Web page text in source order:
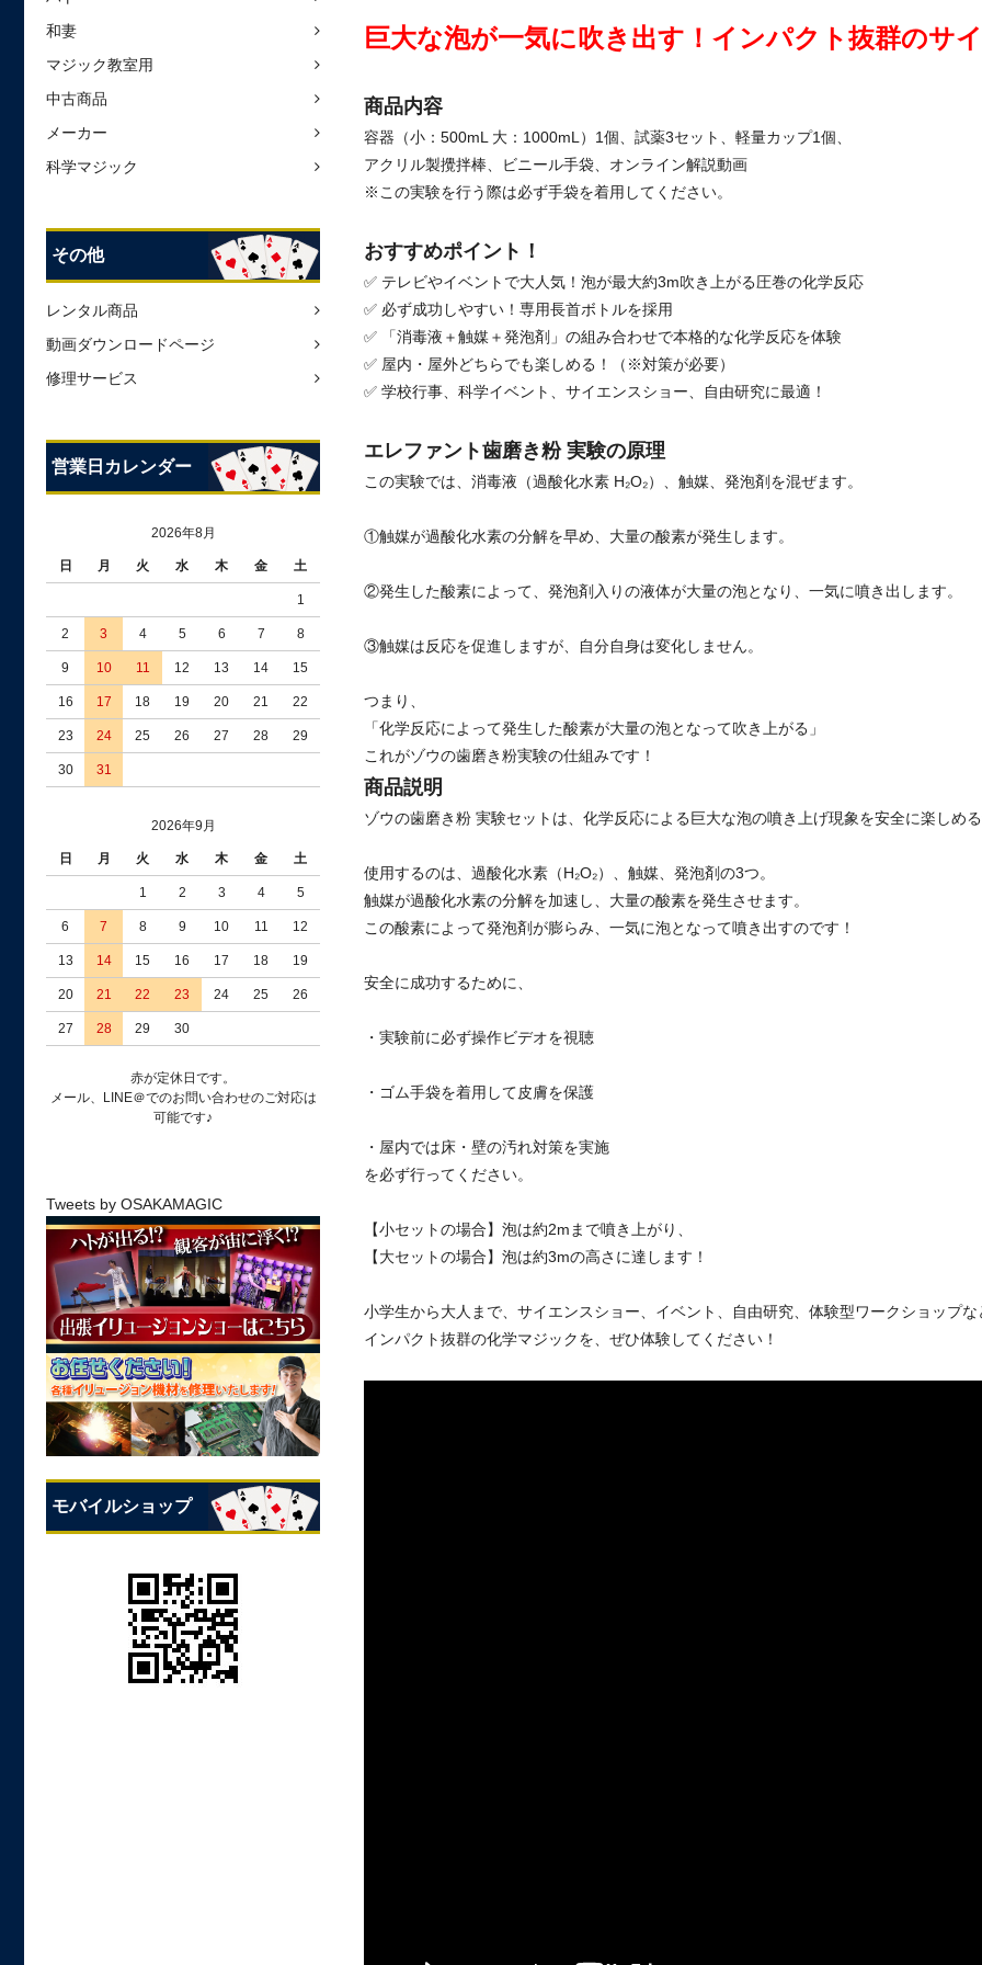
和妻
マジック教室用
中古商品
メーカー
科学マジック
その他
レンタル商品
動画ダウンロードページ
修理サービス
営業日カレンダー
2026年8月
日 月 火 水 木 金 土
1
2 3 4 5 6 7 8
9 10 11 12 13 14 15
16 17 18 19 20 21 22
23 24 25 26 27 28 29
30 31
2026年9月
日 月 火 水 木 金 土
1 2 3 4 5
6 7 8 9 10 11 12
13 14 15 16 17 18 19
20 21 22 23 24 25 26
27 28 29 30
赤が定休日です。
メール、LINE＠でのお問い合わせのご対応は
可能です♪
Tweets by OSAKAMAGIC
モバイルショップ
巨大な泡が一気に吹き出す！インパクト抜群のサ
商品内容
容器（小：500mL 大：1000mL）1個、試薬3セット、軽量カップ1個、
アクリル製攪拌棒、ビニール手袋、オンライン解説動画
※この実験を行う際は必ず手袋を着用してください。
おすすめポイント！
✅ テレビやイベントで大人気！泡が最大約3m吹き上がる圧巻の化学反応
✅ 必ず成功しやすい！専用長首ボトルを採用
✅ 「消毒液＋触媒＋発泡剤」の組み合わせで本格的な化学反応を体験
✅ 屋内・屋外どちらでも楽しめる！（※対策が必要）
✅ 学校行事、科学イベント、サイエンスショー、自由研究に最適！
エレファント歯磨き粉 実験の原理
この実験では、消毒液（過酸化水素 H₂O₂）、触媒、発泡剤を混ぜます。
①触媒が過酸化水素の分解を早め、大量の酸素が発生します。
②発生した酸素によって、発泡剤入りの液体が大量の泡となり、一気に噴き出します。
③触媒は反応を促進しますが、自分自身は変化しません。
つまり、
「化学反応によって発生した酸素が大量の泡となって吹き上がる」
これがゾウの歯磨き粉実験の仕組みです！
商品説明
ゾウの歯磨き粉 実験セットは、化学反応による巨大な泡の噴き上げ現象を安全に楽しめる
使用するのは、過酸化水素（H₂O₂）、触媒、発泡剤の3つ。
触媒が過酸化水素の分解を加速し、大量の酸素を発生させます。
この酸素によって発泡剤が膨らみ、一気に泡となって噴き出すのです！
安全に成功するために、
・実験前に必ず操作ビデオを視聴
・ゴム手袋を着用して皮膚を保護
・屋内では床・壁の汚れ対策を実施
を必ず行ってください。
【小セットの場合】泡は約2mまで噴き上がり、
【大セットの場合】泡は約3mの高さに達します！
小学生から大人まで、サイエンスショー、イベント、自由研究、体験型ワークショップな
インパクト抜群の化学マジックを、ぜひ体験してください！